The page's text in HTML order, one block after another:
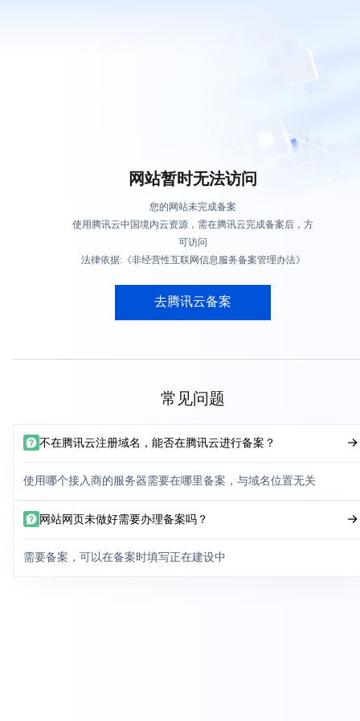
网站暂时无法访问
您的网站未完成备案
使用腾讯云中国境内云资源，需在腾讯云完成备案后，方
可访问
法律依据:《非经营性互联网信息服务备案管理办法》
去腾讯云备案
常见问题
不在腾讯云注册域名，能否在腾讯云进行备案？
使用哪个接入商的服务器需要在哪里备案，与域名位置无关
网站网页未做好需要办理备案吗？
需要备案，可以在备案时填写正在建设中